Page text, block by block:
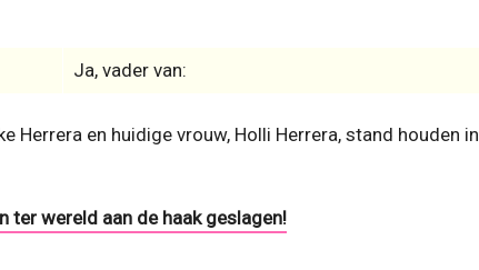
Ja, vader van:
Herrera en huidige vrouw, Holli Herrera, stand houden in
ter wereld aan de haak geslagen!